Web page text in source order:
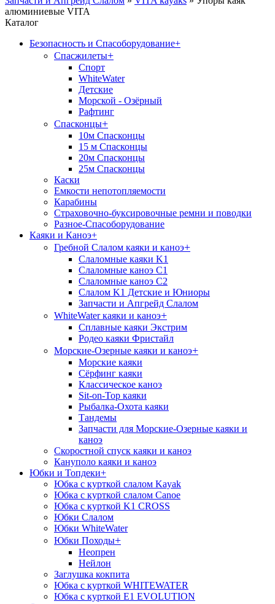
алюминиевые VITA
Каталог
Безопасность и Спасоборудование+
Спасжилеты+
Спорт
WhiteWater
Детские
Морской - Озёрный
Рафтинг
Спасконцы+
10м Спасконцы
15 м Спасконцы
20м Спасконцы
25м Спасконцы
Каски
Емкости непотопляемости
Карабины
Страховочно-буксировочные ремни и поводки
Разное-Спасоборудование
Каяки и Каноэ+
Гребной Слалом каяки и каноэ+
Слаломные каяки K1
Слаломные каноэ С1
Слаломные каноэ С2
Слалом K1 Детские и Юниоры
Запчасти и Апгрейд Слалом
WhiteWater каяки и каноэ+
Сплавные каяки Экстрим
Родео каяки Фристайл
Морские-Озерные каяки и каноэ+
Морские каяки
Сёрфинг каяки
Классическое каноэ
Sit-on-Top каяки
Рыбалка-Охота каяки
Тандемы
Запчасти для Морские-Озерные каяки и
каноэ
Скоростной спуск каяки и каноэ
Кануполо каяки и каноэ
Юбки и Топдеки+
Юбка с курткой слалом Kayak
Юбка с курткой слалом Canoe
Юбка с курткой K1 CROSS
Юбки Слалом
Юбки WhiteWater
Юбки Походы+
Неопрен
Нейлон
Заглушка кокпита
Юбка с курткой WHITEWATER
Юбка с курткой E1 EVOLUTION